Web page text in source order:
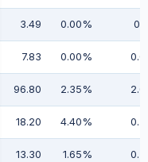
3.49 0.00%
7.83 0.00%
96.80 2.35%
18.20 4.40%
13.30 1.65%